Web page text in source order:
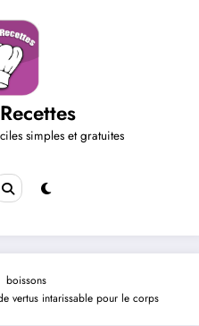
simples et gratuites
boissons
vertus intarissable pour le corps